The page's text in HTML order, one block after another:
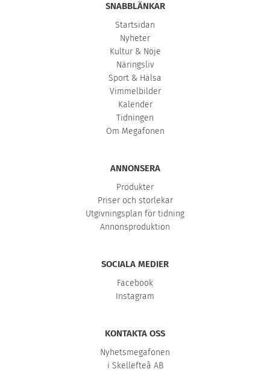
SNABBLÄNKAR
Startsidan
Nyheter
Kultur & Nöje
Näringsliv
Sport & Hälsa
Vimmelbilder
Kalender
Tidningen
Om Megafonen
ANNONSERA
Produkter
Priser och storlekar
Utgivningsplan för tidning
Annonsproduktion
SOCIALA MEDIER
Facebook
Instagram
KONTAKTA OSS
Nyhetsmegafonen
i Skellefteå AB